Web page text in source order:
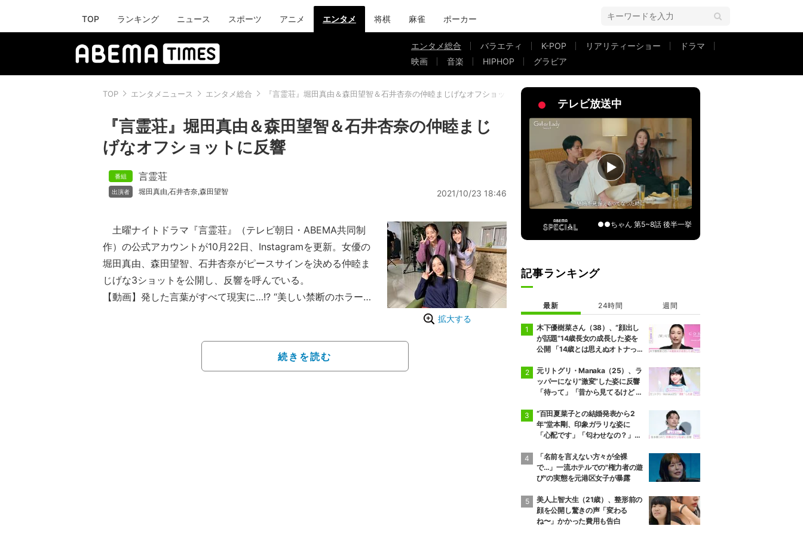
TOP ランキング ニュース スポーツ アニメ エンタメ 将棋 麻雀 ポーカー
エンタメ総合 バラエティ K-POP リアリティーショー
ドラマ
映画
音楽 HIPHOP グラビア
TOP エンタメニュース エンタメ総合 『言霊荘』堀田真由＆森田望智＆石井杏奈の仲睦まじげなオフショットに反響
『言霊荘』堀田真由＆森田望智＆石井杏奈の仲睦まじ
げなオフショットに反響
言霊荘
堀田真由,石井杏奈,森田望智 2021/10/23 18:46
拡大する
土曜ナイトドラマ『言霊荘』（テレビ朝日・ABEMA共同制
作）の公式アカウントが10月22日、Instagramを更新。女優の
堀田真由、森田望智、石井杏奈がピースサインを決める仲睦ま
じげな3ショットを公開し、反響を呼んでいる。
【動画】発した言葉がすべて現実に…!? “美しい禁断のホラード
（＃堀田真由） 麻美（＃森田望智） 早紀（＃石井杏奈）のス
リーショット ニコニコ笑顔が眩しい1枚」とコメントを添え、
続きを読む
テレビ放送中
●●ちゃん 第5~8話 後半一挙
記事ランキング
最新 24時間 週間
木下優樹菜さん（38）、“顔出し
が話題”14歳長女の成長した姿を
公開 「14歳とは思えぬオトナっぽ
ぎる」など反響
元リトグリ・Manaka（25）、ラ
ッパーになり“激変”した姿に反響
「待って」「昔から見てるけど 最
“百田夏菜子との結婚発表から2
年”堂本剛、印象ガラリな姿に
「心配です」「匂わせなの？」な
「名前を言えない方々が全裸
で…」一流ホテルでの"権力者の遊
び"の実態を元港区女子が暴露
美人上智大生（21歳）、整形前の
顔を公開し驚きの声「変わる
ね〜」かかった費用も告白